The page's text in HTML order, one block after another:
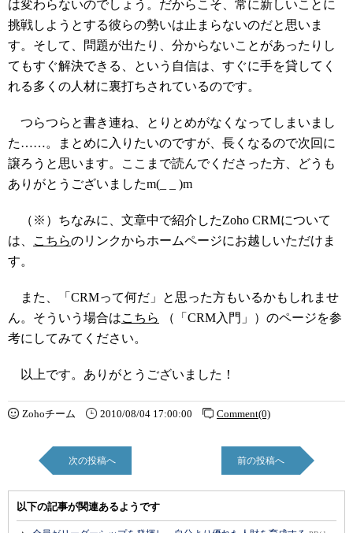
は変わらないのでしょう。だからこそ、常に新しいことに
挑戦しようとする彼らの勢いは止まらないのだと思いま
す。そして、問題が出たり、分からないことがあったりし
てもすぐ解決できる、という自信は、すぐに手を貸してく
れる多くの人材に裏打ちされているのです。
つらつらと書き連ね、とりとめがなくなってしまいまし
た……。まとめに入りたいのですが、長くなるので次回に
譲ろうと思います。ここまで読んでくださった方、どうも
ありがとうございましたm(_ _ )m
（※）ちなみに、文章中で紹介したZoho CRMについて
は、
こちらのリンクからホームページにお越しいただけま
す。
また、「CRMって何だ」と思った方もいるかもしれませ
ん。そういう場合はこちら
（「CRM入門」）のページを参
考にしてみてください。
以上です。ありがとうございました！
Zohoチーム 2010/08/04 17:00:00 Comment(0)
次の投稿へ 前の投稿へ
以下の記事が関連あるようです